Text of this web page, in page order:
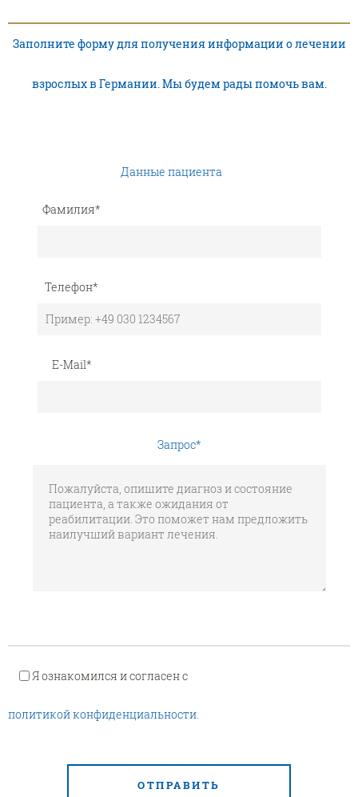
Заполните форму для получения информации о лечении
взрослых в Германии. Мы будем рады помочь вам.
Данные пациента
Фамилия*
Телефон*
E-Mail*
Запрос*
Я ознакомился и согласен с
политикой конфиденциальности.
ОТПРАВИТЬ